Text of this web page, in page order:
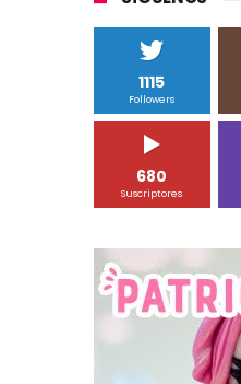
1115
Followers
680
Suscriptores